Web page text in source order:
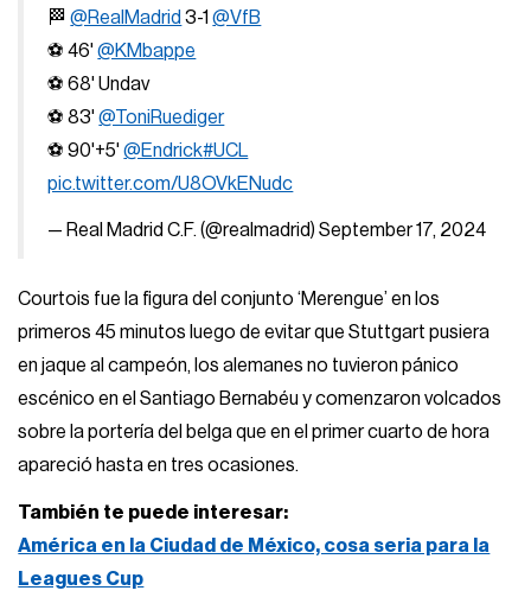
🏁@RealMadrid 3-1@VfB
⚽ 46'@KMbappe
⚽ 68' Undav
⚽ 83'@ToniRuediger
⚽ 90'+5'@Endrick#UCL
pic.twitter.com/U8OVkENudc
— Real Madrid C.F. (@realmadrid)September 17, 2024
Courtois fue la figura del conjunto ‘Merengue’ en los
primeros 45 minutos luego de evitar que Stuttgart pusiera
en jaque al campeón, los alemanes no tuvieron pánico
escénico en el Santiago Bernabéu y comenzaron volcados
sobre la portería del belga que en el primer cuarto de hora
apareció hasta en tres ocasiones.
También te puede interesar:
América en la Ciudad de México, cosa seria para la
Leagues Cup